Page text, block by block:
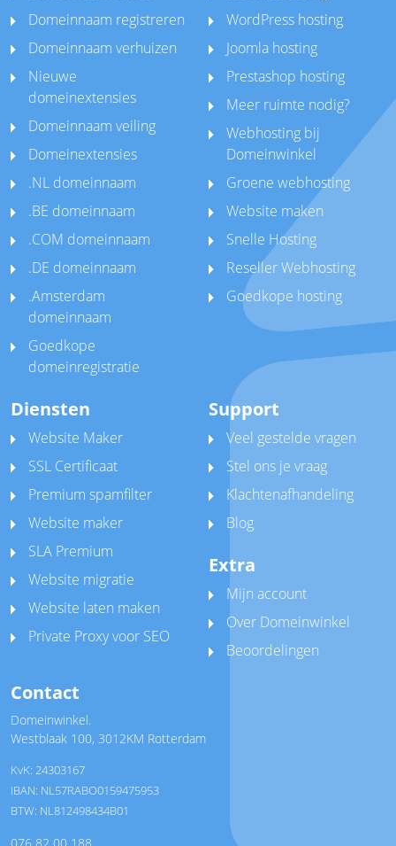
Domeinnaam registreren
Domeinnaam verhuizen
Nieuwe
domeinextensies
Domeinnaam veiling
Domeinextensies
.NL domeinnaam
.BE domeinnaam
.COM domeinnaam
.DE domeinnaam
.Amsterdam
domeinnaam
Goedkope
domeinregistratie
WordPress hosting
Joomla hosting
Prestashop hosting
Meer ruimte nodig?
Webhosting bij
Domeinwinkel
Groene webhosting
Website maken
Snelle Hosting
Reseller Webhosting
Goedkope hosting
Diensten
Website Maker
SSL Certificaat
Premium spamfilter
Website maker
SLA Premium
Website migratie
Website laten maken
Private Proxy voor SEO
Support
Veel gestelde vragen
Stel ons je vraag
Klachtenafhandeling
Blog
Extra
Mijn account
Over Domeinwinkel
Beoordelingen
Contact
Domeinwinkel.
Westblaak 100, 3012KM Rotterdam
KvK: 24303167
IBAN: NL57RABO0159475953
BTW: NL812498434B01